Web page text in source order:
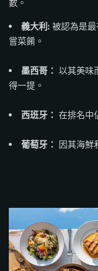
數。
義大利: 被認為是
嘗菜餚。
墨西哥： 以其美味
得一提。
西班牙： 在排名中
葡萄牙： 因其海鮮